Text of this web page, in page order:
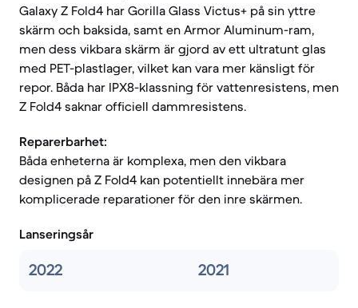
Galaxy Z Fold4 har Gorilla Glass Victus+ på sin yttre
skärm och baksida, samt en Armor Aluminum-ram,
men dess vikbara skärm är gjord av ett ultratunt glas
med PET-plastlager, vilket kan vara mer känsligt för
repor. Båda har IPX8-klassning för vattenresistens, men
Z Fold4 saknar officiell dammresistens.
Reparerbarhet:
Båda enheterna är komplexa, men den vikbara
designen på Z Fold4 kan potentiellt innebära mer
komplicerade reparationer för den inre skärmen.
Lanseringsår
2022 2021